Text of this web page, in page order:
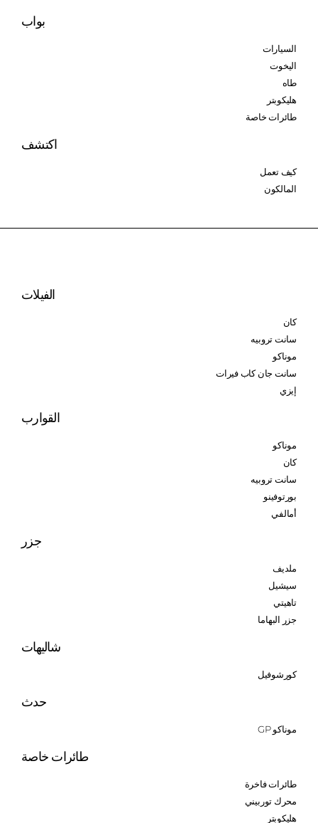
بواب
السيارات
اليخوت
طاه
هليكوبتر
طائرات خاصة
اكتشف
كيف تعمل
المالكون
الفيلات
كان
سانت تروبيه
موناكو
سانت جان كاب فيرات
إيزي
القوارب
موناكو
كان
سانت تروبيه
بورتوفينو
أمالفي
جزر
ملديف
سيشيل
تاهيتي
جزر البهاما
شاليهات
كورشوفيل
حدث
موناكو GP
طائرات خاصة
طائرات فاخرة
محرك توربيني
هليكوبتر